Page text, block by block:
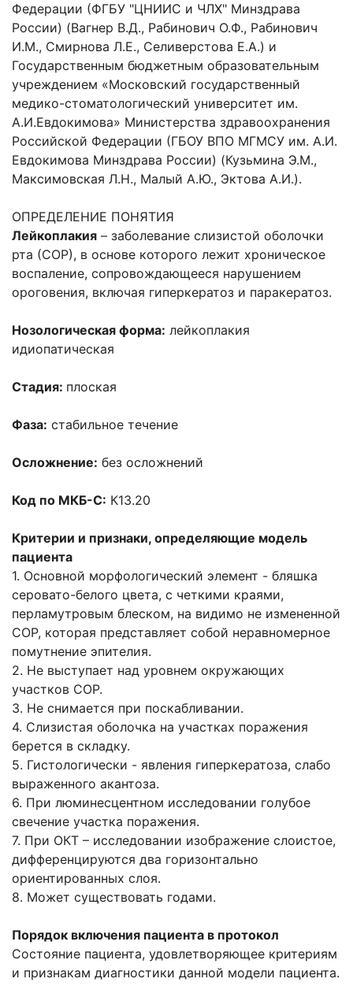
Федерации (ФГБУ "ЦНИИС и ЧЛХ" Минздрава
России) (Вагнер В.Д., Рабинович О.Ф., Рабинович
И.М., Смирнова Л.Е., Селиверстова Е.А.) и
Государственным бюджетным образовательным
учреждением «Московский государственный
медико-стоматологический университет им.
А.И.Евдокимова» Министерства здравоохранения
Российской Федерации (ГБОУ ВПО МГМСУ им. А.И.
Евдокимова Минздрава России) (Кузьмина Э.М.,
Максимовская Л.Н., Малый А.Ю., Эктова А.И.).
ОПРЕДЕЛЕНИЕ ПОНЯТИЯ
Лейкоплакия – заболевание слизистой оболочки
рта (СОР), в основе которого лежит хроническое
воспаление, сопровождающееся нарушением
ороговения, включая гиперкератоз и паракератоз.
Нозологическая форма: лейкоплакия
идиопатическая
Стадия: плоская
Фаза: стабильное течение
Осложнение: без осложнений
Код по МКБ-С: К13.20
Критерии и признаки, определяющие модель
пациента
1. Основной морфологический элемент - бляшка
серовато-белого цвета, с четкими краями,
перламутровым блеском, на видимо не измененной
СОР, которая представляет собой неравномерное
помутнение эпителия.
2. Не выступает над уровнем окружающих
участков СОР.
3. Не снимается при поскабливании.
4. Слизистая оболочка на участках поражения
берется в складку.
5. Гистологически - явления гиперкератоза, слабо
выраженного акантоза.
6. При люминесцентном исследовании голубое
свечение участка поражения.
7. При ОКТ – исследовании изображение слоистое,
дифференцируются два горизонтально
ориентированных слоя.
8. Может существовать годами.
Порядок включения пациента в протокол
Состояние пациента, удовлетворяющее критериям
и признакам диагностики данной модели пациента.